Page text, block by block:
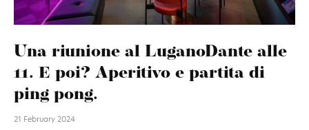
Una riunione al LuganoDante alle
11. E poi? Aperitivo e partita di
ping pong.
21 February 2024